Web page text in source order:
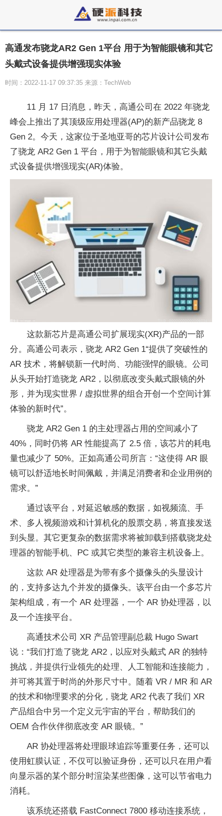
高通发布骁龙AR2 Gen 1平台 用于为智能眼镜和其它
头戴式设备提供增强现实体验
时间：2022-11-17 09:37:35 来源：TechWeb
11 月 17 日消息，昨天，高通公司在 2022 年骁龙
峰会上推出了其顶级应用处理器(AP)的新产品骁龙 8
Gen 2。今天，这家位于圣地亚哥的芯片设计公司发布
了骁龙 AR2 Gen 1 平台，用于为智能眼镜和其它头戴
式设备提供增强现实(AR)体验。
这款新芯片是高通公司扩展现实(XR)产品的一部
分。高通公司表示，骁龙 AR2 Gen 1“提供了突破性的
AR 技术，将解锁新一代时尚、功能强悍的眼镜。公司
从头开始打造骁龙 AR2，以彻底改变头戴式眼镜的外
形，并为现实世界 / 虚拟世界的组合开创一个空间计算
体验的新时代”。
骁龙 AR2 Gen 1 的主处理器占用的空间减小了
40%，同时仍将 AR 性能提高了 2.5 倍，该芯片的耗电
量也减少了 50%。正如高通公司所言：“这使得 AR 眼
镜可以舒适地长时间佩戴，并满足消费者和企业用例的
需求。”
通过该平台，对延迟敏感的数据，如视频流、手
术、多人视频游戏和计算机化的股票交易，将直接发送
到头显。其它更复杂的数据需求将被卸载到搭载骁龙处
理器的智能手机、PC 或其它类型的兼容主机设备上。
这款 AR 处理器是为带有多个摄像头的头显设计
的，支持多达九个并发的摄像头。该平台由一个多芯片
架构组成，有一个 AR 处理器，一个 AR 协处理器，以
及一个连接平台。
高通技术公司 XR 产品管理副总裁 Hugo Swart
说：“我们打造了骁龙 AR2，以应对头戴式 AR 的独特
挑战，并提供行业领先的处理、人工智能和连接能力，
并可将其置于时尚的外形尺寸中。随着 VR / MR 和 AR
的技术和物理要求的分化，骁龙 AR2 代表了我们 XR
产品组合中另一个定义元宇宙的平台，帮助我们的
OEM 合作伙伴彻底改变 AR 眼镜。”
AR 协处理器将处理眼球追踪等重要任务，还可以
使用虹膜认证，不仅可以验证身份，还可以只在用户看
向显示器的某个部分时渲染某些图像，这可以节省电力
消耗。
该系统还搭载 FastConnect 7800 移动连接系统，